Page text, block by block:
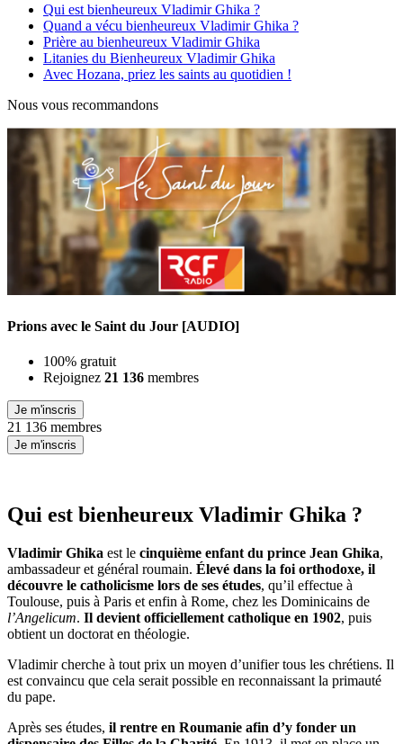
Qui est bienheureux Vladimir Ghika ?
Quand a vécu bienheureux Vladimir Ghika ?
Prière au bienheureux Vladimir Ghika
Litanies du Bienheureux Vladimir Ghika
Avec Hozana, priez les saints au quotidien !
Nous vous recommandons
Prions avec le Saint du Jour [AUDIO]
100% gratuit
Rejoignez 21 136 membres
Je m'inscris
21 136 membres
Je m'inscris
Qui est bienheureux Vladimir Ghika ?
Vladimir Ghika est le cinquième enfant du prince Jean Ghika,
ambassadeur et général roumain. Élevé dans la foi orthodoxe, il
découvre le catholicisme lors de ses études, qu’il effectue à
Toulouse, puis à Paris et enfin à Rome, chez les Dominicains de
l’Angelicum. Il devient officiellement catholique en 1902, puis
obtient un doctorat en théologie.
Vladimir cherche à tout prix un moyen d’unifier tous les chrétiens. Il
est convaincu que cela serait possible en reconnaissant la primauté
du pape.
Après ses études, il rentre en Roumanie afin d’y fonder un